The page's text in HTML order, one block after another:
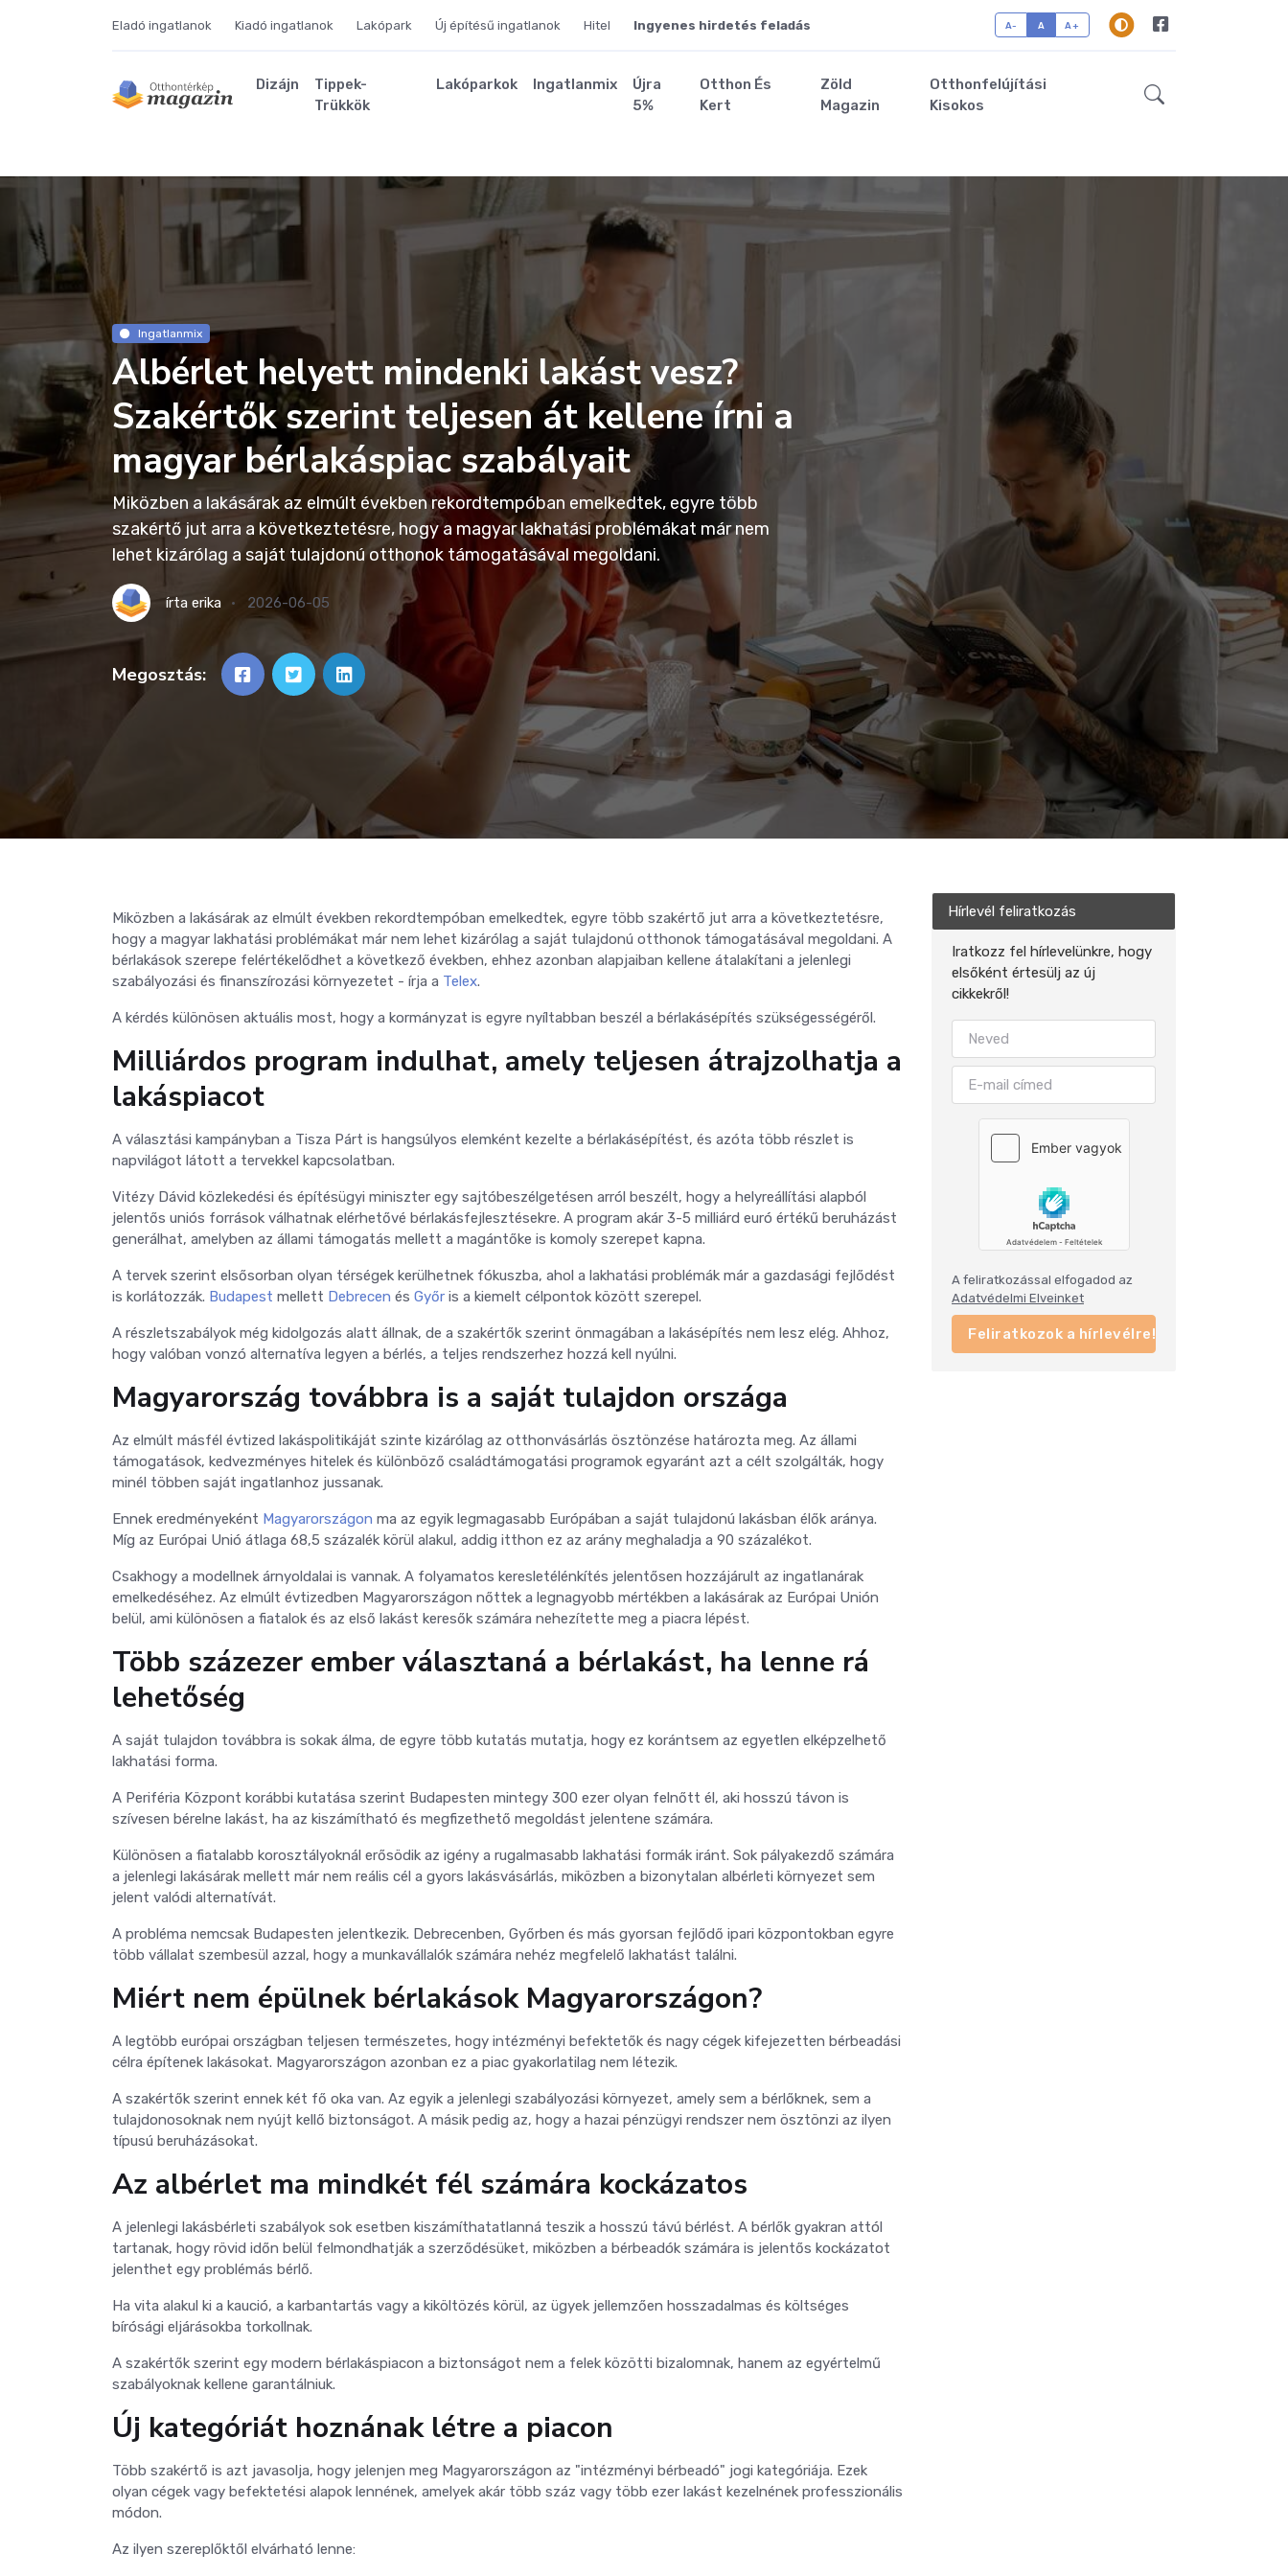
Eladó ingatlanok Kiadó ingatlanok Lakópark Új építésű ingatlanok Hitel Ingyenes hirdetés feladás A- A A+
Dizájn
Tippek-
Trükkök
Lakóparkok Ingatlanmix
Újra
5%
Otthon És
Kert
Zöld
Magazin
Otthonfelújítási
Kisokos
Ingatlanmix
Albérlet helyett mindenki lakást vesz?
Szakértők szerint teljesen át kellene írni a
magyar bérlakáspiac szabályait
Miközben a lakásárak az elmúlt években rekordtempóban emelkedtek, egyre több
szakértő jut arra a következtetésre, hogy a magyar lakhatási problémákat már nem
lehet kizárólag a saját tulajdonú otthonok támogatásával megoldani.
írta erika 2026-06-05
Megosztás:
Miközben a lakásárak az elmúlt években rekordtempóban emelkedtek, egyre több szakértő jut arra a következtetésre,
hogy a magyar lakhatási problémákat már nem lehet kizárólag a saját tulajdonú otthonok támogatásával megoldani. A
bérlakások szerepe felértékelődhet a következő években, ehhez azonban alapjaiban kellene átalakítani a jelenlegi
szabályozási és finanszírozási környezetet - írja a Telex.
A kérdés különösen aktuális most, hogy a kormányzat is egyre nyíltabban beszél a bérlakásépítés szükségességéről.
Milliárdos program indulhat, amely teljesen átrajzolhatja a
lakáspiacot
A választási kampányban a Tisza Párt is hangsúlyos elemként kezelte a bérlakásépítést, és azóta több részlet is
napvilágot látott a tervekkel kapcsolatban.
Vitézy Dávid közlekedési és építésügyi miniszter egy sajtóbeszélgetésen arról beszélt, hogy a helyreállítási alapból
jelentős uniós források válhatnak elérhetővé bérlakásfejlesztésekre. A program akár 3-5 milliárd euró értékű beruházást
generálhat, amelyben az állami támogatás mellett a magántőke is komoly szerepet kapna.
A tervek szerint elsősorban olyan térségek kerülhetnek fókuszba, ahol a lakhatási problémák már a gazdasági fejlődést
is korlátozzák. Budapest mellett Debrecen és Győr is a kiemelt célpontok között szerepel.
A részletszabályok még kidolgozás alatt állnak, de a szakértők szerint önmagában a lakásépítés nem lesz elég. Ahhoz,
hogy valóban vonzó alternatíva legyen a bérlés, a teljes rendszerhez hozzá kell nyúlni.
Magyarország továbbra is a saját tulajdon országa
Az elmúlt másfél évtized lakáspolitikáját szinte kizárólag az otthonvásárlás ösztönzése határozta meg. Az állami
támogatások, kedvezményes hitelek és különböző családtámogatási programok egyaránt azt a célt szolgálták, hogy
minél többen saját ingatlanhoz jussanak.
Ennek eredményeként Magyarországon ma az egyik legmagasabb Európában a saját tulajdonú lakásban élők aránya.
Míg az Európai Unió átlaga 68,5 százalék körül alakul, addig itthon ez az arány meghaladja a 90 százalékot.
Csakhogy a modellnek árnyoldalai is vannak. A folyamatos keresletélénkítés jelentősen hozzájárult az ingatlanárak
emelkedéséhez. Az elmúlt évtizedben Magyarországon nőttek a legnagyobb mértékben a lakásárak az Európai Unión
belül, ami különösen a fiatalok és az első lakást keresők számára nehezítette meg a piacra lépést.
Több százezer ember választaná a bérlakást, ha lenne rá
lehetőség
A saját tulajdon továbbra is sokak álma, de egyre több kutatás mutatja, hogy ez korántsem az egyetlen elképzelhető
lakhatási forma.
A Periféria Központ korábbi kutatása szerint Budapesten mintegy 300 ezer olyan felnőtt él, aki hosszú távon is
szívesen bérelne lakást, ha az kiszámítható és megfizethető megoldást jelentene számára.
Különösen a fiatalabb korosztályoknál erősödik az igény a rugalmasabb lakhatási formák iránt. Sok pályakezdő számára
a jelenlegi lakásárak mellett már nem reális cél a gyors lakásvásárlás, miközben a bizonytalan albérleti környezet sem
jelent valódi alternatívát.
A probléma nemcsak Budapesten jelentkezik. Debrecenben, Győrben és más gyorsan fejlődő ipari központokban egyre
több vállalat szembesül azzal, hogy a munkavállalók számára nehéz megfelelő lakhatást találni.
Miért nem épülnek bérlakások Magyarországon?
A legtöbb európai országban teljesen természetes, hogy intézményi befektetők és nagy cégek kifejezetten bérbeadási
célra építenek lakásokat. Magyarországon azonban ez a piac gyakorlatilag nem létezik.
A szakértők szerint ennek két fő oka van. Az egyik a jelenlegi szabályozási környezet, amely sem a bérlőknek, sem a
tulajdonosoknak nem nyújt kellő biztonságot. A másik pedig az, hogy a hazai pénzügyi rendszer nem ösztönzi az ilyen
típusú beruházásokat.
Az albérlet ma mindkét fél számára kockázatos
A jelenlegi lakásbérleti szabályok sok esetben kiszámíthatatlanná teszik a hosszú távú bérlést. A bérlők gyakran attól
tartanak, hogy rövid időn belül felmondhatják a szerződésüket, miközben a bérbeadók számára is jelentős kockázatot
jelenthet egy problémás bérlő.
Ha vita alakul ki a kaució, a karbantartás vagy a kiköltözés körül, az ügyek jellemzően hosszadalmas és költséges
bírósági eljárásokba torkollnak.
A szakértők szerint egy modern bérlakáspiacon a biztonságot nem a felek közötti bizalomnak, hanem az egyértelmű
szabályoknak kellene garantálniuk.
Új kategóriát hoznának létre a piacon
Több szakértő is azt javasolja, hogy jelenjen meg Magyarországon az "intézményi bérbeadó" jogi kategóriája. Ezek
olyan cégek vagy befektetési alapok lennének, amelyek akár több száz vagy több ezer lakást kezelnének professzionális
módon.
Az ilyen szereplőktől elvárható lenne:
Hírlevél feliratkozás
Iratkozz fel hírlevelünkre, hogy
elsőként értesülj az új
cikkekről!
A feliratkozással elfogadod az
Adatvédelmi Elveinket
Feliratkozok a hírlevélre!